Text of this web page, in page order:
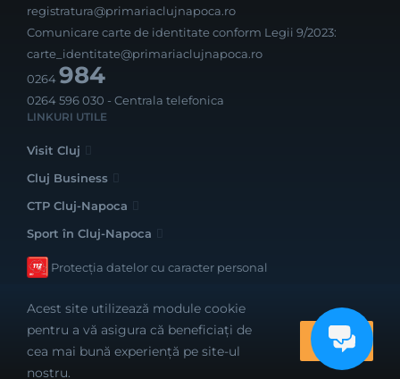
registratura@primariaclujnapoca.ro
Comunicare carte de identitate conform Legii 9/2023:
carte_identitate@primariaclujnapoca.ro
0264984
0264 596 030 - Centrala telefonica
LINKURI UTILE
Visit Cluj
Cluj Business
CTP Cluj-Napoca
Sport în Cluj-Napoca
Protecția datelor cu caracter personal
Realizat cu bune intenții de către
Acest site utilizează module cookie
pentru a vă asigura că beneficiați de
cea mai bună experiență pe site-ul
nostru.
OK